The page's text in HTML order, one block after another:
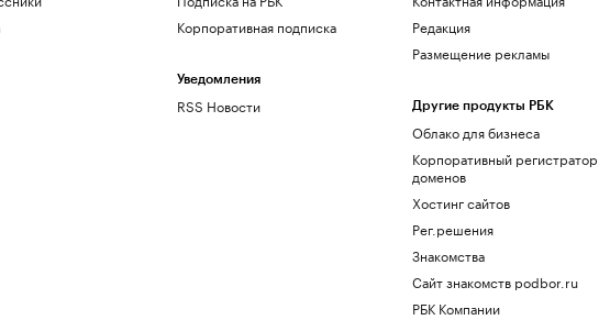
Корпоративная подписка
Уведомления
RSS Новости
Редакция
Размещение рекламы
Другие продукты РБК
Облако для бизнеса
Корпоративный регистратор
доменов
Хостинг сайтов
Рег.решения
Знакомства
Сайт знакомств podbor.ru
РБК Компании